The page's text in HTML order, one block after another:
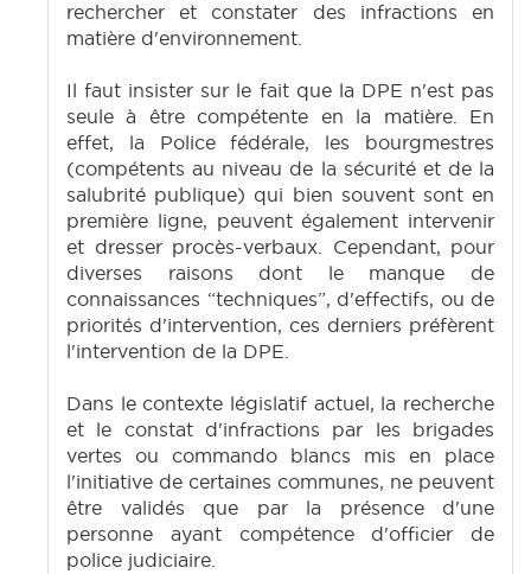
rechercher et constater des infractions en
matière d'environnement.
Il faut insister sur le fait que la DPE n'est pas
seule à être compétente en la matière. En
effet, la Police fédérale, les bourgmestres
(compétents au niveau de la sécurité et de la
salubrité publique) qui bien souvent sont en
première ligne, peuvent également intervenir
et dresser procès-verbaux. Cependant, pour
diverses raisons dont le manque de
connaissances “techniques”, d'effectifs, ou de
priorités d'intervention, ces derniers préfèrent
l'intervention de la DPE.
Dans le contexte législatif actuel, la recherche
et le constat d'infractions par les brigades
vertes ou commando blancs mis en place
l'initiative de certaines communes, ne peuvent
être validés que par la présence d'une
personne ayant compétence d'officier de
police judiciaire.